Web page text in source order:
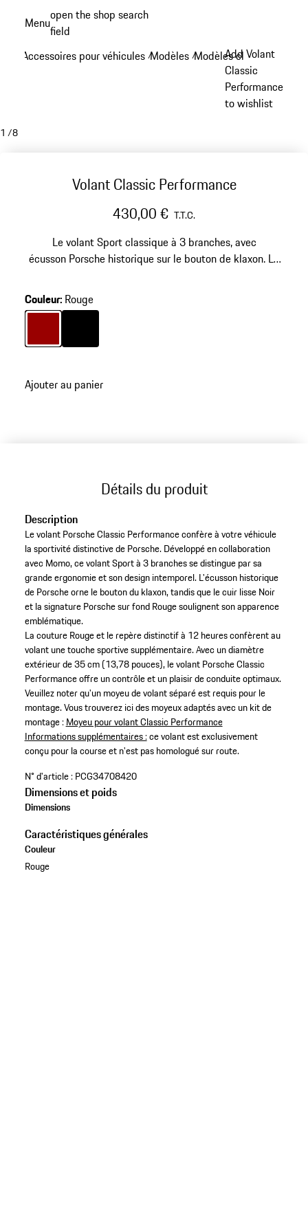
principal
Menuopen the shop search
field
Accessoires pour véhicules /Modèles /Modèles classiques
Add Volant
Classic
Performance
to wishlist
1 /8
Volant Classic Performance
430,00 € T.T.C.
Le volant Sport classique à 3 branches, avec
écusson Porsche historique sur le bouton de klaxon. Le
soulignent le design emblématique de la marque. La
couture et le repère à 12 heures sont réalisés dans une
Couleur: Rouge
CouleurRouge
Couleur Noir
Ajouter au panier
Détails du produit
Description
Le volant Porsche Classic Performance confère à votre véhicule
la sportivité distinctive de Porsche. Développé en collaboration
avec Momo, ce volant Sport à 3 branches se distingue par sa
grande ergonomie et son design intemporel. L'écusson historique
de Porsche orne le bouton du klaxon, tandis que le cuir lisse Noir
et la signature Porsche sur fond Rouge soulignent son apparence
emblématique.
La couture Rouge et le repère distinctif à 12 heures confèrent au
volant une touche sportive supplémentaire. Avec un diamètre
extérieur de 35 cm (13,78 pouces), le volant Porsche Classic
Performance offre un contrôle et un plaisir de conduite optimaux.
Veuillez noter qu'un moyeu de volant séparé est requis pour le
montage. Vous trouverez ici des moyeux adaptés avec un kit de
montage :Moyeu pour volant Classic Performance
Informations supplémentaires :ce volant est exclusivement
conçu pour la course et n'est pas homologué sur route.
N° d'article : PCG34708420
Dimensions et poids
Dimensions
Caractéristiques générales
Couleur
Rouge